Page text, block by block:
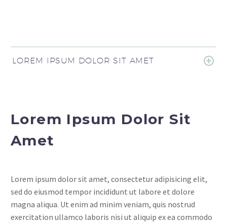
LOREM IPSUM DOLOR SIT AMET
Lorem Ipsum Dolor Sit
Amet
Lorem ipsum dolor sit amet, consectetur adipisicing elit,
sed do eiusmod tempor incididunt ut labore et dolore
magna aliqua. Ut enim ad minim veniam, quis nostrud
exercitation ullamco laboris nisi ut aliquip ex ea commodo